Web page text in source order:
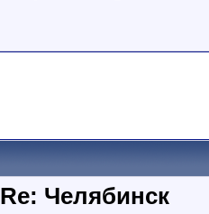
Re: Челябинск